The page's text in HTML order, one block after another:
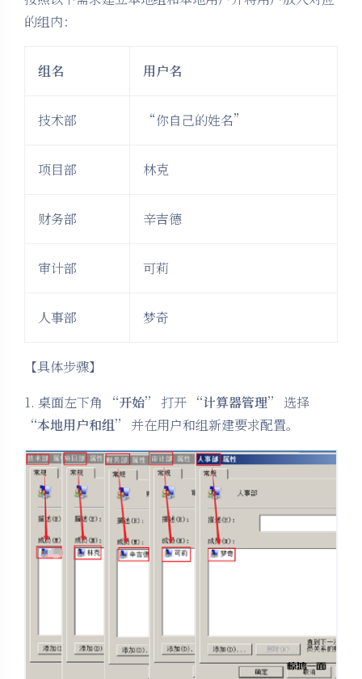
的组内：
组名 用户名
技术部 “你自己的姓名”
项目部 林克
财务部 辛吉德
审计部 可莉
人事部 梦奇
【具体步骤】
1. 桌面左下角
“开始” 打开 “计算器管理”
选择
“本地用户和组”
并在用户和组新建要求配置。